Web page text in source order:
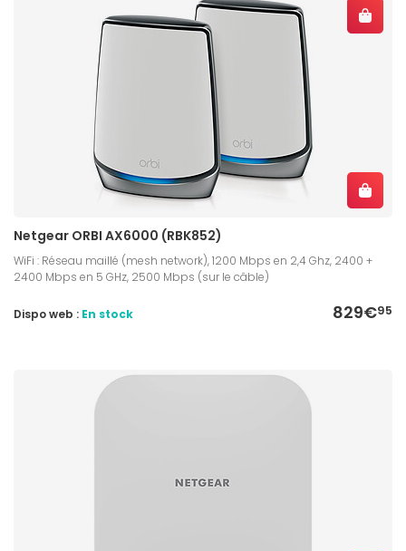
Netgear ORBI AX6000 (RBK852)
WiFi : Réseau maillé (mesh network), 1200 Mbps en 2,4 Ghz, 2400 +
2400 Mbps en 5 GHz, 2500 Mbps (sur le câble)
829€95
Dispo web : En stock